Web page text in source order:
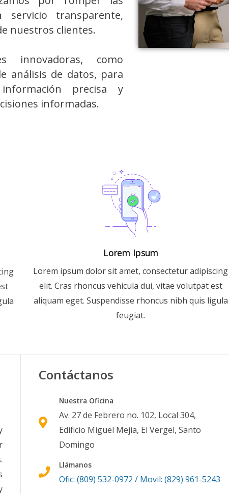
transparente,
nuestros clientes.
innovadoras, como
análisis de datos, para
precisa y
informadas.
Lorem Ipsum
Lorem ipsum dolor sit amet, consectetur adipiscing
elit. Cras rhoncus vehicula dui, vitae volutpat est
aliquam eget. Suspendisse rhoncus nibh quis ligula
feugiat.
Contáctanos
Nuestra Oficina
Av. 27 de Febrero no. 102, Local 304,
Edificio Miguel Mejia, El Vergel, Santo
Domingo
Llámanos
Ofic: (809) 532-0972 / Movil: (829) 961-5243